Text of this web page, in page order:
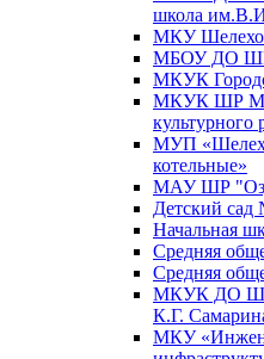
школа
МКУ
МБОУ ДО ШР
МКУК
МКУК ШР
культурного
МУП
котельные»
МАУ ШР
Детский
Начальная
Средняя
Средняя
МКУК ДО ШР
К.Г.
МКУ